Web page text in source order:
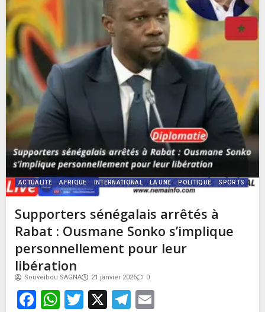
ACTUALITE AFRIQUE INTERNATIONAL LA UNE POLITIQUE SPORTS
Supporters sénégalais arrêtés à
Rabat : Ousmane Sonko s’implique
personnellement pour leur
libération
Souveibou SAGNA 21 janvier 2026 0
Facebook
WhatsApp
Twitter
X Telegram